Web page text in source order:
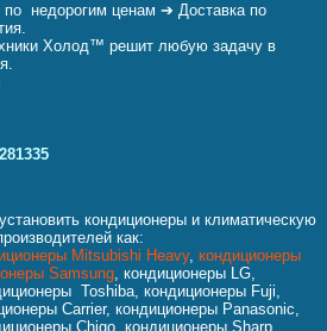
недорогим ценам ➔ Доставка по
Холод™ решит любую задачу в
кондиционеры и климатическую
как:
Mitsubishi Heavy, кондиционеры
Samsung, кондиционеры LG,
Toshiba, кондиционеры Fuji,
Carrier, кондиционеры Panasonic,
Chigo, кондиционеры Sharp,